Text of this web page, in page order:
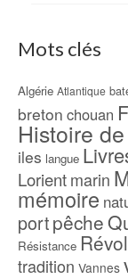
Mots clés
Algérie Atlantique
breton chouan
Histoire
iles langue
Lorientmarin
mémoire
portpêche
Résistance
tradition Vannes